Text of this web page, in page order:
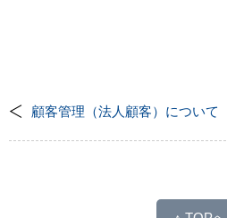
顧客管理（法人顧客）について